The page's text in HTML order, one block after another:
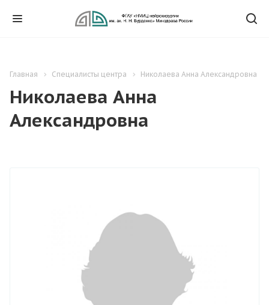
Главная Специалисты центра Николаева Анна Александровна
Николаева Анна
Александровна